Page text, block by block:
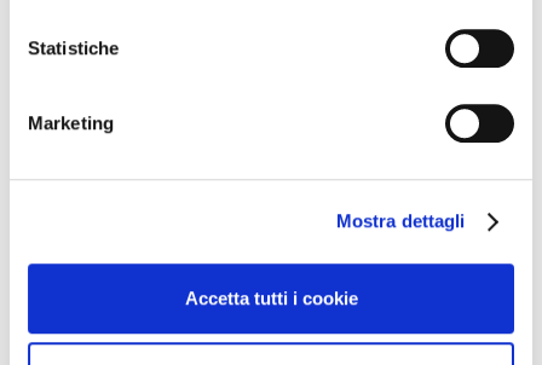
Statistiche
Marketing
Mostra dettagli
Accetta tutti i cookie
Articoli recenti
PRODOTTI LAPED
Archivi
Aprile 2024